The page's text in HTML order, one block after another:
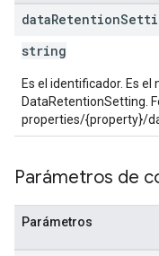
dataRetention
string
Es el identificador. Es
DataRetentionSetting.
properties/{property}/
Parámetros de
Parámetros